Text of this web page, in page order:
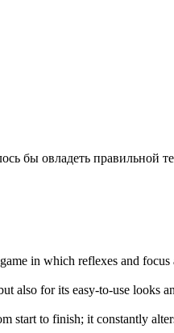
бы овладеть правильной
in which reflexes and
also for its easy-to-use looks
start to finish; it constantly